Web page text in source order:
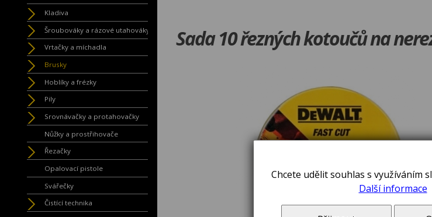
Kladiva
Šroubováky a rázové utahováky
Vrtačky a míchadla
Brusky
Hoblíky a frézky
Pily
Srovnávačky a protahovačky
Nůžky a prostřihovače
Řezačky
Opalovací pistole
Svářečky
Čistící technika
Sada 10 řezných kotoučů na
Chcete udělit souhlas s využíváním
Další informace